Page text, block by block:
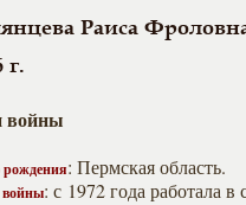
Раиса
г.
войны
: Пермская область.
войны: с 1972 года работала в